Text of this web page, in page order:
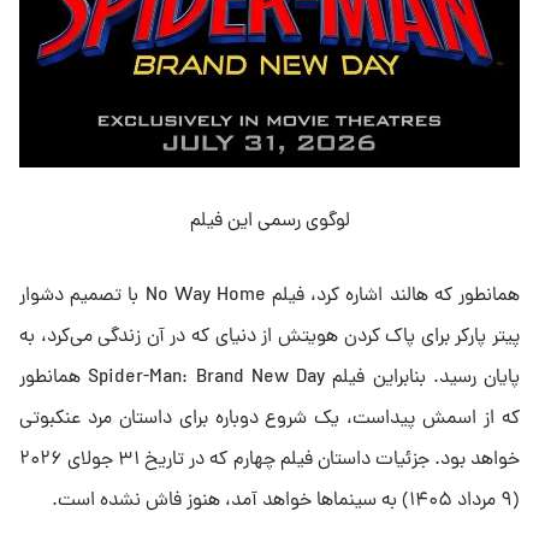
لوگوی رسمی این فیلم
همانطور که هالند اشاره کرد، فیلم No Way Home با تصمیم دشوار
پیتر پارکر برای پاک کردن هویتش از دنیای که در آن زندگی می‌کرد، به
پایان رسید. بنابراین فیلم Spider-Man: Brand New Day همانطور
که از اسمش پیداست، یک شروع دوباره برای داستان مرد عنکبوتی
خواهد بود. جزئیات داستان فیلم چهارم که در تاریخ ۳۱ جولای ۲۰۲۶
(۹ مرداد ۱۴۰۵) به سینماها خواهد آمد، هنوز فاش نشده است.